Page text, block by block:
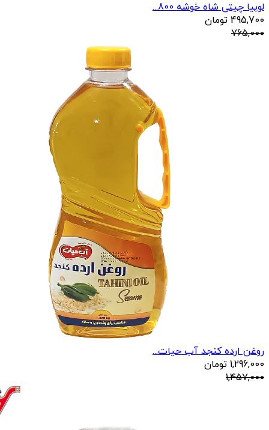
لوبیا چیتی شاه خوشه 800...
495,700 تومان
765,000
روغن ارده کنجد آب حیات...
1,296,000 تومان
1,457,000